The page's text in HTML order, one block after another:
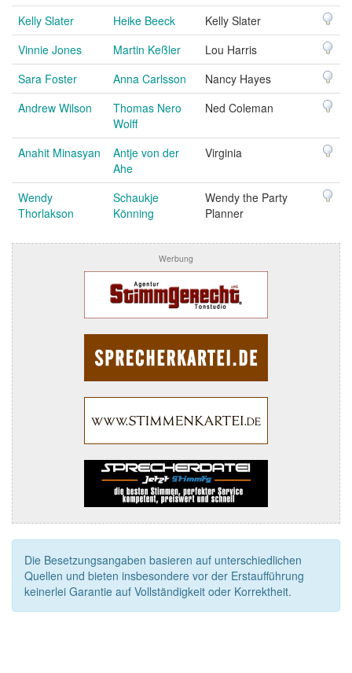
Kelly Slater
Heike Beeck
Kelly Slater
Vinnie Jones
Martin Keßler
Lou Harris
Sara Foster
Anna Carlsson
Nancy Hayes
Andrew Wilson
Thomas Nero
Wolff
Ned Coleman
Anahit Minasyan
Antje von der
Ahe
Virginia
Wendy
Thorlakson
Schaukje
Könning
Wendy the Party
Planner
Werbung
Die Besetzungsangaben basieren auf unterschiedlichen
Quellen und bieten insbesondere vor der Erstaufführung
keinerlei Garantie auf Vollständigkeit oder Korrektheit.